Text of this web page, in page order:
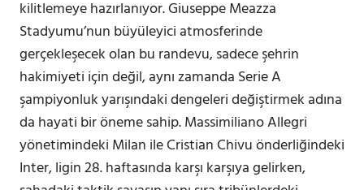
kilitlemeye hazırlanıyor. Giuseppe Meazza
Stadyumu’nun büyüleyici atmosferinde
gerçekleşecek olan bu randevu, sadece şehrin
hakimiyeti için değil, aynı zamanda Serie A
şampiyonluk yarışındaki dengeleri değiştirmek adına
da hayati bir öneme sahip. Massimiliano Allegri
yönetimindeki Milan ile Cristian Chivu önderliğindeki
Inter, ligin 28. haftasında karşı karşıya gelirken,